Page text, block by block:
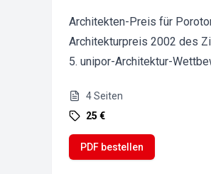
Architekten-Preis für
Architekturpreis 2002 des
5. unipor-Architektur-
4Seiten
25 €
PDF bestellen